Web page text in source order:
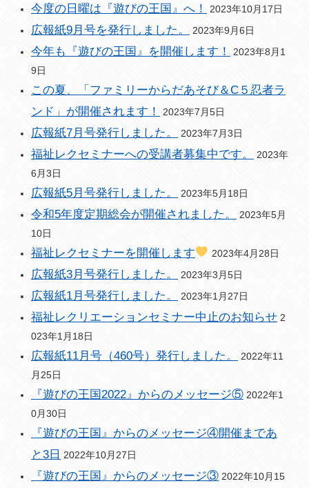
今度の日曜は『遊びの王国』へ！ 2023年10月17日
広報紙9月号を発行しました。 2023年9月6日
今年も『遊びの王国』を開催します！
2023年8月1
9日
この夏、「ファミリーからだあそび＆C５忍者ラ
ンド」が開催されます！
2023年7月5日
広報紙7月号発行しました。 2023年7月3日
福祉レクセミナーへの受講者募集中です。
2023年
6月3日
広報紙5月号発行しました。 2023年5月18日
令和5年度定期総会が開催されました。
2023年5月
10日
福祉レクセミナーを開催します 2023年4月28日
広報紙3月号発行しました。 2023年3月5日
広報紙1月号発行しました。 2023年1月27日
福祉レクリエーションセミナー中止のお知らせ 2
023年1月18日
広報紙11月号（460号）発行しました。
2022年11
月25日
『遊びの王国2022』からのメッセージ⑤ 2022年1
0月30日
『遊びの王国』からのメッセージ④開催まであ
と3日 2022年10月27日
『遊びの王国』からのメッセージ③ 2022年10月15